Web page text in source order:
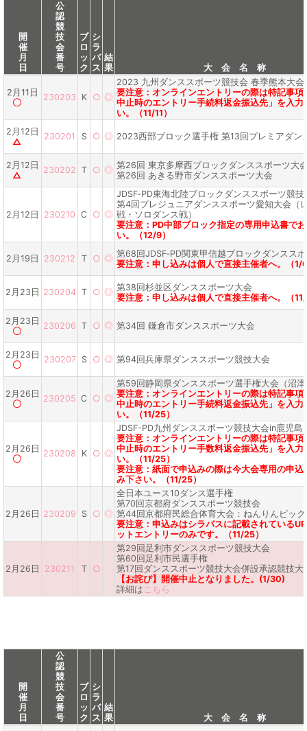
開
催
月
日
公
認
競
技
会
番
号
ブ
ロ
ッ
ク
シ
ラ
バ
ス
結
果
大 会 名 称
2月11日
〇
230203 K ○ ◎
2023 九州ダンススポーツ競技会 春季熊本大会
要注意：オンラインエントリーの際は特記事項
中止時のエントリー手続料返金振込先」を入力
い。（11/11）
2月12日
△
230201 S ○ ◎ 2023西部ブロック選手権 第13回プレミアダン
2月12日
△
230202 T ○ ◎ 第26回 東京多摩西ブロックダンススポーツ大
第26回 あきる野市ダンススポーツ大会
2月12日 230210 C ○ ◎
JDSF‐PD東海北陸ブロックダンススポーツ競技
第4回プレジュニアダンススポーツ愛知大会（
戦・ソロダンス戦）
要注意：PD中部ブロック指定の専用申込書で
い。（12/9）
2月19日 230212 T ○ ◎ 第68回JDSF‐PD関東甲信越ブロックダンスス
要注意：申し込みは個人で直接主催者へ。（1/
2月23日 230204 T ○ ◎ 第38回杉並区ダンススポーツ大会
要注意：申し込みは個人で直接主催者へ。（11/
2月23日
〇
230206 T ○ ◎ 第34回 鎌倉市ダンススポーツ大会
2月23日
〇
230207 S ○ ◎ 第94回兵庫県ダンススポーツ競技大会
2月26日
〇
230205 C ○ ◎
第59回静岡県ダンススポーツ選手権大会（沼
要注意：オンラインエントリーの際は特記事項
中止時のエントリー手続料返金振込先」を入力
い。（11/25）
2月26日
〇
230208 K ○ ◎
JDSF-PD九州ダンススポーツ競技大会in鹿児島
要注意：オンラインエントリーの際は特記事項
中止時のエントリー手数料返金振込先」を入力
い。（11/25）
要注意：紙面で申込みの際は今大会専用の申込
み下さい。（11/25）
2月26日 230209 S ○ ◎
全日本ユース10ダンス選手権
第70回京都府ダンススポーツ競技会
第44回京都府民総合体育大会：ねんりんピッ
要注意：申込みはシラバスに記載されている
ットエントリーのみです。（11/25）
2月26日 230211 T ○
第29回足利市ダンススポーツ競技大会
第60回足利市民選手権
第17回ダンススポーツ競技大会併設承認競技大
【お詫び】開催中止となりました。(1/30)
詳細は こちら
開
催
月
日
公
認
競
技
会
番
号
ブ
ロ
ッ
ク
シ
ラ
バ
ス
結
果
大 会 名 称